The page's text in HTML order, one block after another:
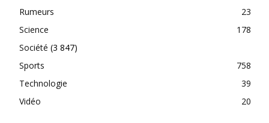
Rumeurs
23
Science
178
Société (3 847)
Sports
758
Technologie
39
Vidéo
20